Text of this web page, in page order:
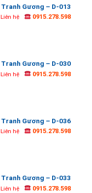
Tranh Gương – D-013
Liên hệ 0915.278.598
Tranh Gương – D-030
Liên hệ 0915.278.598
Tranh Gương – D-036
Liên hệ 0915.278.598
Tranh Gương – D-033
Liên hệ 0915.278.598